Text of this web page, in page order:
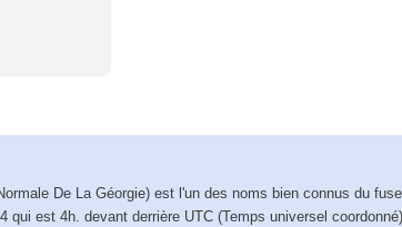
De La Géorgie) est l'un des noms bien connus du
qui est 4h. devant derrière UTC (Temps universel